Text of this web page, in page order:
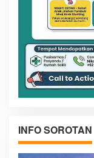
INFO SOROTAN